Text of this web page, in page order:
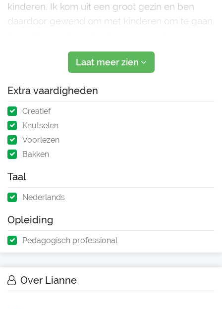
kinderen. Ik kom uit een groot gezin en ben
daardoor gewend om met kinderen om te gaan.
samen met kinderen te knutselen, spelletjes te
doen en buiten te spelen. Ik ben ru
Laat meer zien
Extra vaardigheden
Creatief
Knutselen
Voorlezen
Bakken
Taal
Nederlands
Opleiding
Pedagogisch professional
Over Lianne